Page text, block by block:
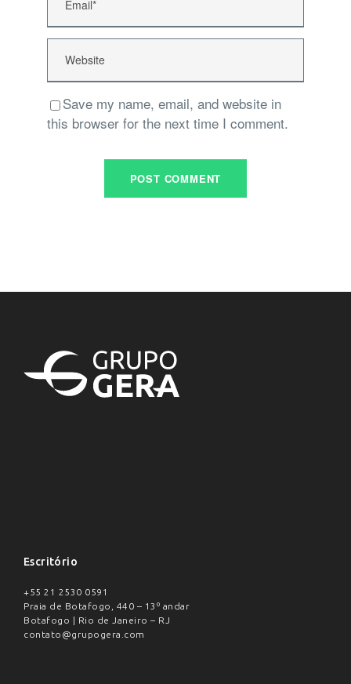
Save my name, email, and website in
this browser for the next time I comment.
Escritório
+55 21 2530 0591
Praia de Botafogo, 440 – 13º andar
Botafogo | Rio de Janeiro – RJ
contato@grupogera.com